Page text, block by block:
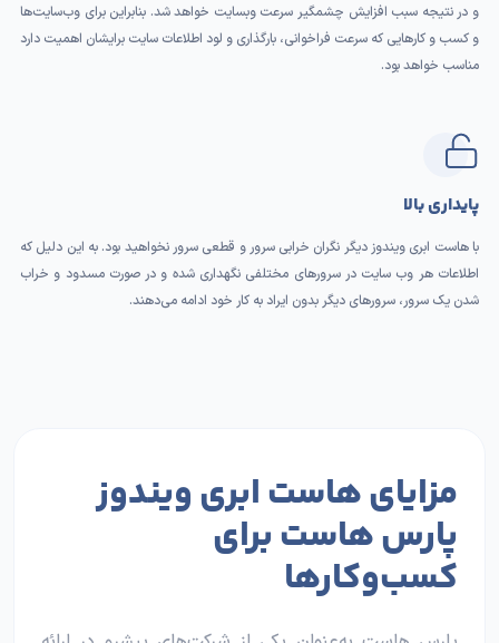
و در نتیجه سبب افزایش چشمگیر سرعت وبسایت خواهد شد. بنابراین برای وب‌سایت‌ها
و کسب و کارهایی که سرعت فراخوانی، بارگذاری و لود اطلاعات سایت برایشان اهمیت دارد
مناسب خواهد بود.
پایداری بالا
با هاست ابری ویندوز دیگر نگران خرابی سرور و قطعی سرور نخواهید بود. به این دلیل که
اطلاعات هر وب سایت در سرور‌های مختلفی نگهداری شده و در صورت مسدود و خراب
شدن یک سرور، سرور‌های دیگر بدون ایراد به کار خود ادامه می‌دهند.
مزایای هاست ابری ویندوز
پارس هاست برای
کسب‌وکارها